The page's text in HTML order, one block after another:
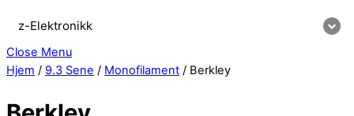
z-Elektronikk
Close Menu
Hjem / 9.3 Sene / Monofilament / Berkley